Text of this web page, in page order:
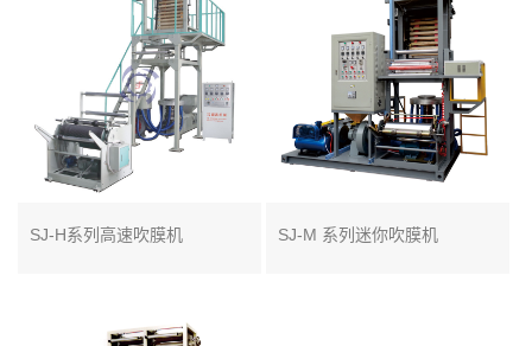
SJ-H系列高速吹膜机 SJ-M 系列迷你吹膜机